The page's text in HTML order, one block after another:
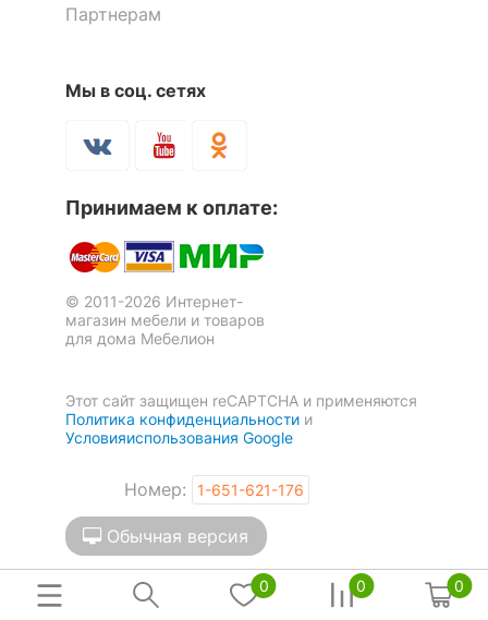
Партнерам
Мы в соц. сетях
Принимаем к оплате:
© 2011-2026 Интернет-
магазин мебели и товаров
для дома Мебелион
Этот сайт защищен reCAPTCHA и применяются
Политика конфиденциальности и
Условияиспользования Google
Номер: 1-651-621-176
Обычная версия
0 0 0